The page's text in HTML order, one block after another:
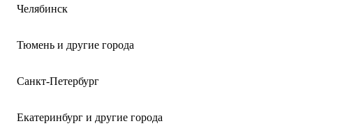
Челябинск
Тюмень и другие города
Санкт-Петербург
Екатеринбург и другие города